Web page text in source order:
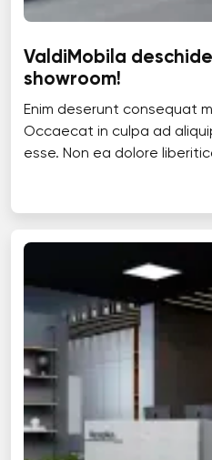
ValdiMobila
showroom!
Enim deserunt consequat
Occaecat in culpa ad
esse. Non ea dolore